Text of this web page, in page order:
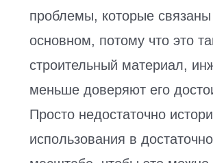
проблемы, которые
основном, потому что это
строительный материал,
меньше доверяют его
Просто недостаточно
использования в